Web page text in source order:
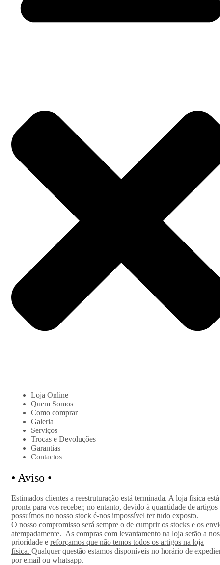
Loja Online
Quem Somos
Como comprar
Galeria
Serviços
Trocas e Devoluções
Garantias
Contactos
• Aviso •
Estimados clientes a reestruturação está terminada. A loja física está
pronta para vos receber, no entanto, devido à quantidade de artigos
possuímos no nosso stock é-nos impossível ter tudo exposto.
O nosso compromisso será sempre o de cumprir os stocks e os
atempadamente. As compras com levantamento na loja serão a
prioridade e reforçamos que não temos todos os artigos na loja
física. Qualquer questão estamos disponíveis no horário de
por email ou whatsapp.